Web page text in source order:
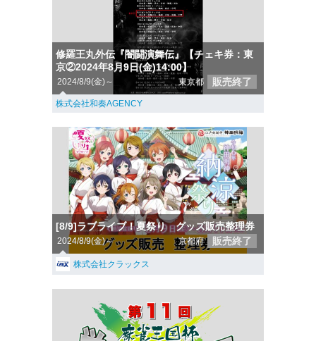
修羅王丸外伝『闇闘演舞伝』【チェキ券：東
京②2024年8月9日(金)14:00】
2024/8/9(金)～ 東京都 販売終了
株式会社和奏AGENCY
[8/9]ラブライブ！夏祭り グッズ販売整理券
2024/8/9(金)～ 京都府 販売終了
株式会社クラックス